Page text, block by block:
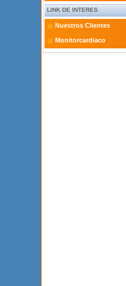
LINK DE INTERES
Nuestros Clientes
Monitorcardiaco